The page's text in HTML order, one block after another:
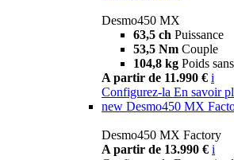
Desmo450 MX
63,5 ch Puissance
53,5 Nm Couple
104,8 kg Poids
A partir de 11.990 € i
Configurez-la En savoir
new Desmo450 MX
Desmo450 MX Factory
A partir de 13.990 € i